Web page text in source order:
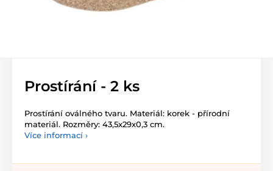
Prostírání - 2 ks
Prostírání oválného tvaru. Materiál: korek - přírodní
materiál. Rozměry: 43,5x29x0,3 cm.
Více informací ›